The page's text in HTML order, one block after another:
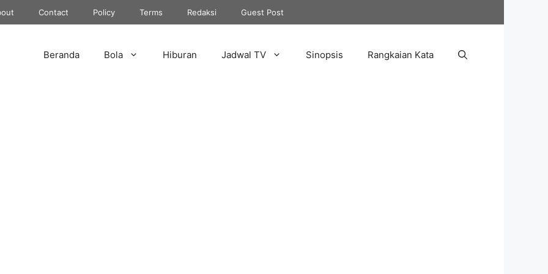
Contact Policy Terms Redaksi Guest Post
Beranda Bola Hiburan Jadwal TV Sinopsis Rangkaian Kata